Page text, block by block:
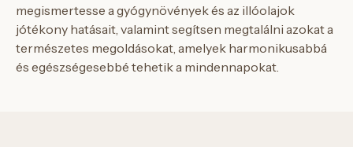
megismertesse a gyógynövények és az illóolajok
jótékony hatásait, valamint segítsen megtalálni azokat a
természetes megoldásokat, amelyek harmonikusabbá
és egészségesebbé tehetik a mindennapokat.